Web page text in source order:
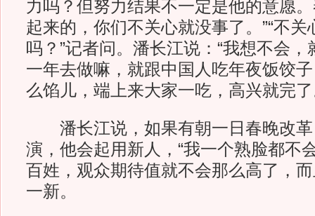
力吗？但努力结果不一定是他的意愿
起来的，你们不关心就没事了。”“不
吗？”记者问。潘长江说：“我想不会
一年去做嘛，就跟中国人吃年夜饭饺
么馅儿，端上来大家一吃，高兴就完了
潘长江说，如果有朝一日春晚改革
演，他会起用新人，“我一个熟脸都不
百姓，观众期待值就不会那么高了，
一新。